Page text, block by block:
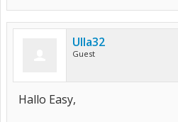
Ulla32
Guest
Hallo Easy,